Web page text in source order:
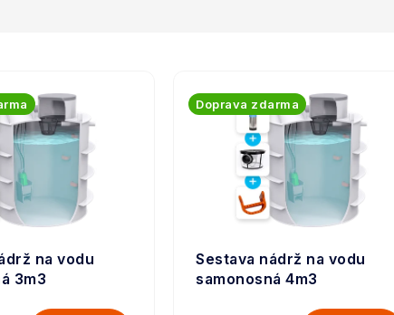
na vodu
3m3
Sestava nádrž na vodu
samonosná 4m3
Doprava zdarma